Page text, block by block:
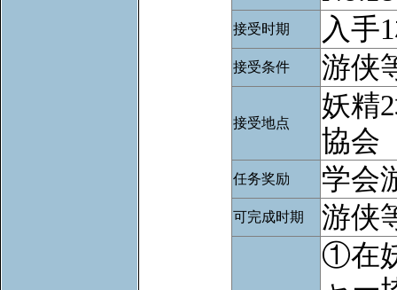
接受时期 入手
接受条件 游侠
接受地点
妖精
協会
任务奖励 学会
可完成时期 游侠
①在